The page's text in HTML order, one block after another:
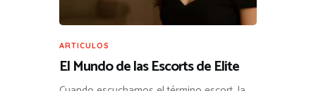
ARTICULOS
El Mundo de las Escorts de Elite